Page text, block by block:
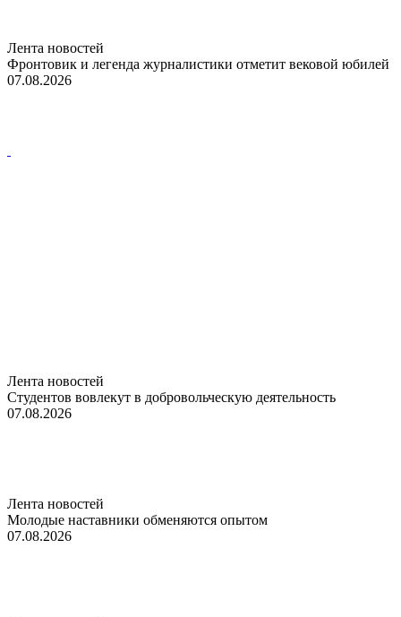
Лента новостей
Фронтовик и легенда журналистики отметит вековой юбилей
07.08.2026
Лента новостей
Студентов вовлекут в добровольческую деятельность
07.08.2026
Лента новостей
Молодые наставники обменяются опытом
07.08.2026